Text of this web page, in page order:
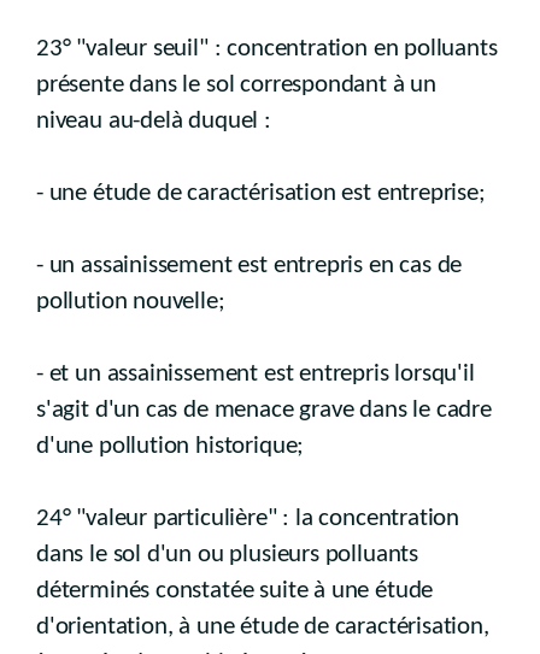
23° "valeur seuil" : concentration en polluants
présente dans le sol correspondant à un
niveau au-delà duquel :
- une étude de caractérisation est entreprise;
- un assainissement est entrepris en cas de
pollution nouvelle;
- et un assainissement est entrepris lorsqu'il
s'agit d'un cas de menace grave dans le cadre
d'une pollution historique;
24° "valeur particulière" : la concentration
dans le sol d'un ou plusieurs polluants
déterminés constatée suite à une étude
d'orientation, à une étude de caractérisation,